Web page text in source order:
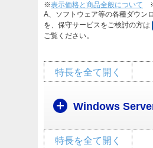
※表示価格と商品全般について ※
A、ソフトウェア等の各種ダウン
を、保守サービスをご検討の方は
ご覧ください。
特長を全て開く
Windows
特長を全て開く